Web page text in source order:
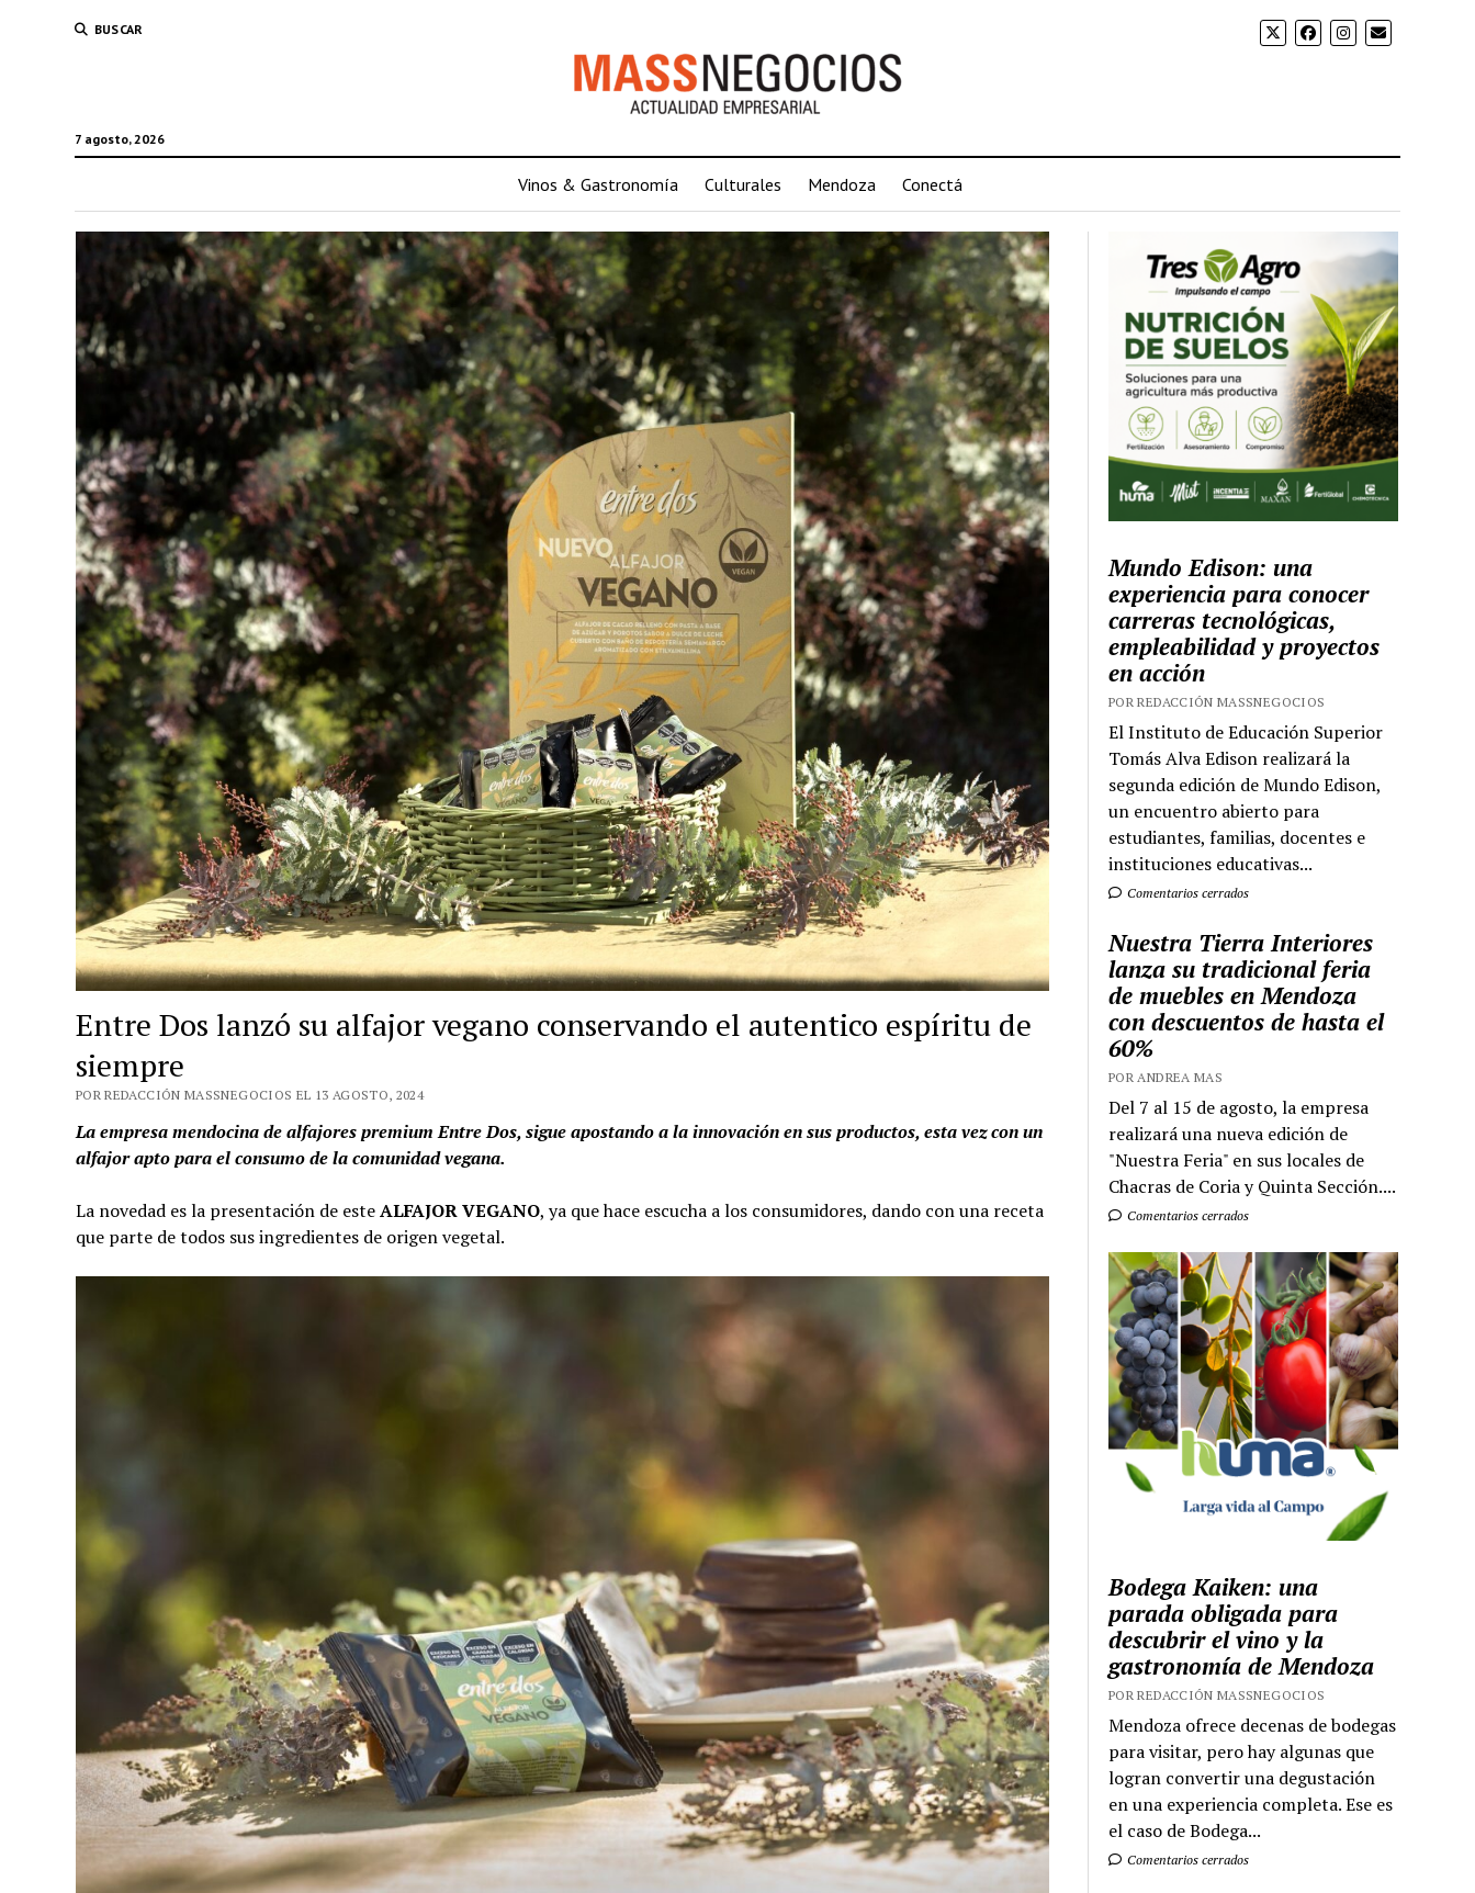
BUSCAR
7 agosto, 2026
Vinos & Gastronomía Culturales Mendoza Conectá
Entre Dos lanzó su alfajor vegano conservando el autentico espíritu de
siempre
POR REDACCIÓN MASSNEGOCIOS EL 13 AGOSTO, 2024
La empresa mendocina de alfajores premium Entre Dos, sigue apostando a la innovación en sus productos, esta vez con un
alfajor apto para el consumo de la comunidad vegana.
La novedad es la presentación de esteALFAJOR VEGANO, ya que hace escucha a los consumidores, dando con una receta
que parte de todos sus ingredientes de origen vegetal.
Mundo Edison: una
experiencia para conocer
carreras tecnológicas,
empleabilidad y proyectos
en acción
POR REDACCIÓN MASSNEGOCIOS
El Instituto de Educación Superior
Tomás Alva Edison realizará la
segunda edición de Mundo Edison,
un encuentro abierto para
estudiantes, familias, docentes e
instituciones educativas...
Comentarios cerrados
Nuestra Tierra Interiores
lanza su tradicional feria
de muebles en Mendoza
con descuentos de hasta el
60%
POR ANDREA MAS
Del 7 al 15 de agosto, la empresa
realizará una nueva edición de
"Nuestra Feria" en sus locales de
Chacras de Coria y Quinta Sección....
Comentarios cerrados
Bodega Kaiken: una
parada obligada para
descubrir el vino y la
gastronomía de Mendoza
POR REDACCIÓN MASSNEGOCIOS
Mendoza ofrece decenas de bodegas
para visitar, pero hay algunas que
logran convertir una degustación
en una experiencia completa. Ese es
el caso de Bodega...
Comentarios cerrados